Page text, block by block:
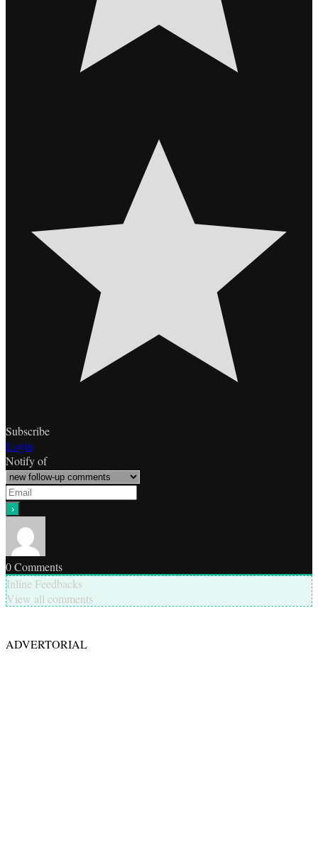
Subscribe
Login
Notify of
0Comments
Inline Feedbacks
View all comments
ADVERTORIAL